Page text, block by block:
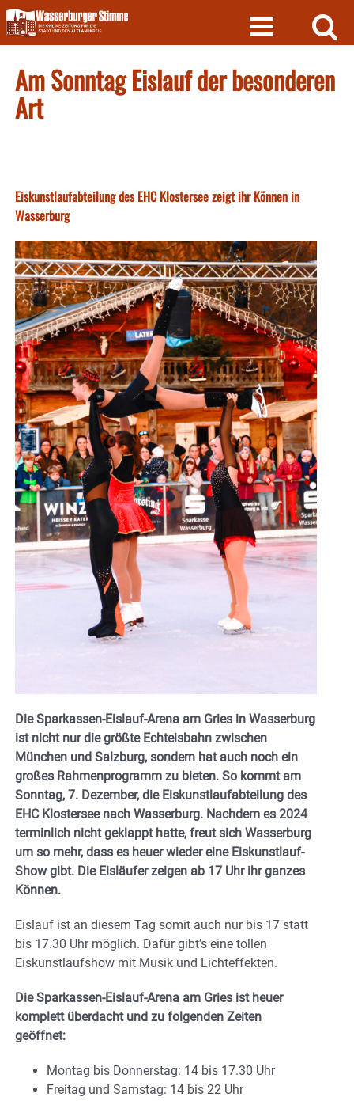
Skip
to
content
Am Sonntag Eislauf der besonderen
Art
Eiskunstlaufabteilung des EHC Klostersee zeigt ihr Können in
Wasserburg
Die Sparkassen-Eislauf-Arena am Gries in Wasserburg
ist nicht nur die größte Echteisbahn zwischen
München und Salzburg, sondern hat auch noch ein
großes Rahmenprogramm zu bieten. So kommt am
Sonntag, 7. Dezember, die Eiskunstlaufabteilung des
EHC Klostersee nach Wasserburg. Nachdem es 2024
terminlich nicht geklappt hatte, freut sich Wasserburg
um so mehr, dass es heuer wieder eine Eiskunstlauf-
Show gibt. Die Eisläufer zeigen ab 17 Uhr ihr ganzes
Können.
Eislauf ist an diesem Tag somit auch nur bis 17 statt
bis 17.30 Uhr möglich. Dafür gibt’s eine tollen
Eiskunstlaufshow mit Musik und Lichteffekten.
Die Sparkassen-Eislauf-Arena am Gries ist heuer
komplett überdacht und zu folgenden Zeiten
geöffnet:
Montag bis Donnerstag: 14 bis 17.30 Uhr
Freitag und Samstag: 14 bis 22 Uhr